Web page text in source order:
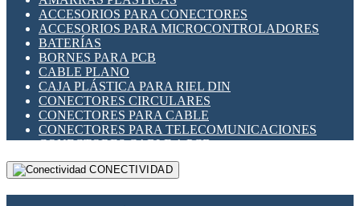
INDICADORES PARA PANEL
INTERFACES DE RELÉ
INTERRUPTORES FIN DE CARRERA
LLAVES CONMUTADORAS
MEDIDORES DE ENERGÍA Y TC'S DE CORRIENTE
MOTORES PASO A PASO
PANTALLAS HMI
PLC -CONTROLADORES LÓGICO PROGRAMABLES
PROGRAMADORES DE HORARIO
RELÉS DE PROTECCIÓN
SENSORES CAPACITIVOS
ACCESORIOS PARA CONECTORES
ACCESORIOS PARA MICROCONTROLADORES
BATERÍAS
BORNES PARA PCB
CABLE PLANO
CAJA PLÁSTICA PARA RIEL DIN
CONECTORES CIRCULARES
CONECTORES PARA CABLE
CONECTORES PARA TELECOMUNICACIONES
CONECTORES CABLE A PCB
CONECTORES PCB A CABLE
DIP SWITCHESCONECTIVIDAD